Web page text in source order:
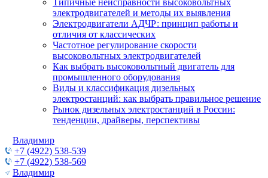
Типичные неисправности высоковольтных
электродвигателей и методы их выявления
Электродвигатели АДЧР: принцип работы и
отличия от классических
Частотное регулирование скорости
высоковольтных электродвигателей
Как выбрать высоковольтный двигатель для
промышленного оборудования
Виды и классификация дизельных
электростанций: как выбрать правильное решение
Рынок дизельных электростанций в России:
тенденции, драйверы, перспективы
Владимир
+7 (4922) 538-539
+7 (4922) 538-569
Владимир